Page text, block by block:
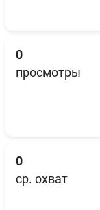
0
просмотры
0
ср. охват